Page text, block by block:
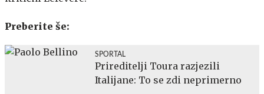
Preberite še:
SPORTAL
Prireditelji Toura razjezili
Italijane: To se zdi neprimerno